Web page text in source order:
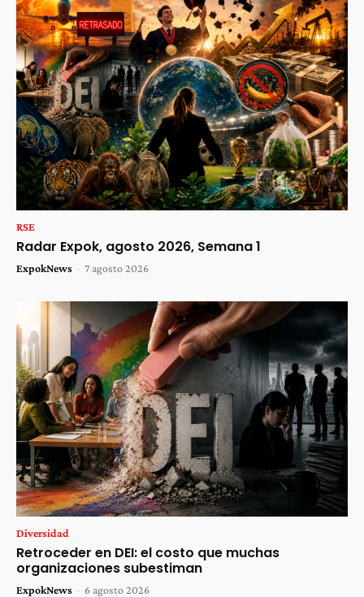
RSE
Radar Expok, agosto 2026, Semana 1
ExpokNews - 7 agosto 2026
Diversidad
Retroceder en DEI: el costo que muchas
organizaciones subestiman
ExpokNews - 6 agosto 2026